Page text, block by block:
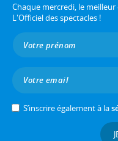
Chaque mercredi, le
L'Officiel des spectacles !
S’inscrire également à la